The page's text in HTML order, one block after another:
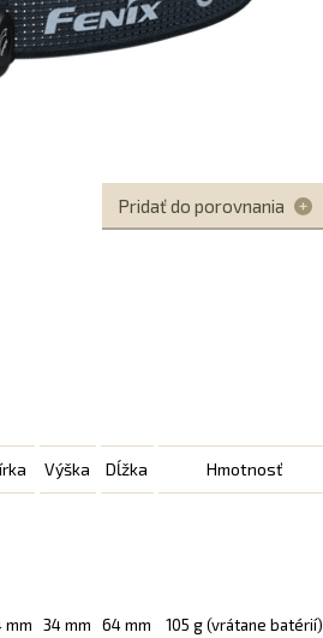
Pridať do porovnania
Výška Dĺžka Hmotnosť
mm 34 mm 64 mm 105 g (vrátane batérií)